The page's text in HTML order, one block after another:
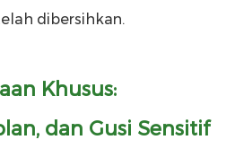
dibersihkan.
Khusus:
dan Gusi Sensitif